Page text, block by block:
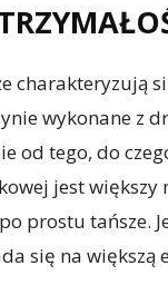
charakteryzują
wykonane z
od tego, do
jest większy
prostu tańsze.
się na większą